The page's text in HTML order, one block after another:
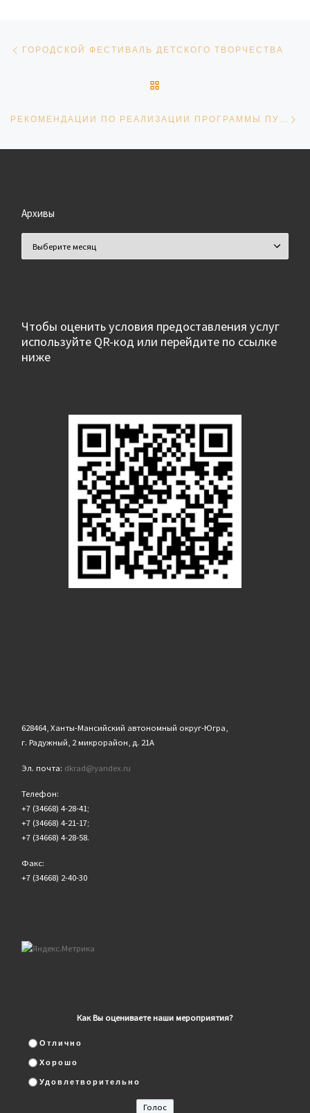
Навигация по записям
ГОРОДСКОЙ ФЕСТИВАЛЬ ДЕТСКОГО ТВОРЧЕСТВА
РЕКОМЕНДАЦИИ ПО РЕАЛИЗАЦИИ ПРОГРАММЫ ПУШКИНСКАЯ КАРТА
Архивы
Чтобы оценить условия предоставления услуг
используйте QR-код или перейдите по ссылке
ниже
628464, Ханты-Мансийский автономный округ-Югра,
г. Радужный, 2 микрорайон, д. 21А
Эл. почта: dkrad@yandex.ru
Телефон:
+7 (34668) 4-28-41;
+7 (34668) 4-21-17;
+7 (34668) 4-28-58.
Факс:
+7 (34668) 2-40-30
Как Вы оцениваете наши мероприятия?
Отлично
Хорошо
Удовлетворительно